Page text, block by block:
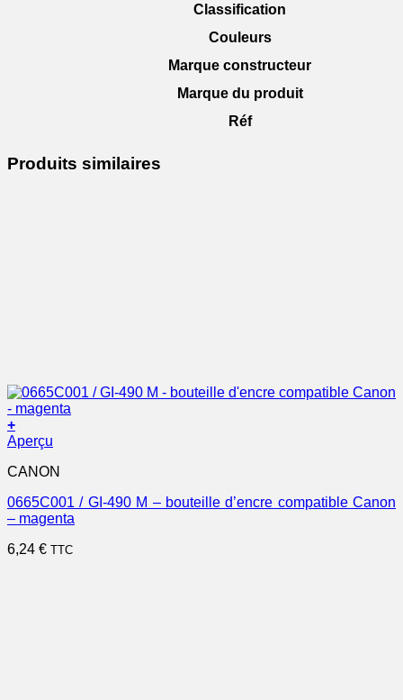
Classification
Couleurs
Marque constructeur
Marque du produit
Réf
Produits similaires
+
Aperçu
CANON
0665C001 / GI-490 M – bouteille d’encre compatible Canon
– magenta
6,24 € TTC